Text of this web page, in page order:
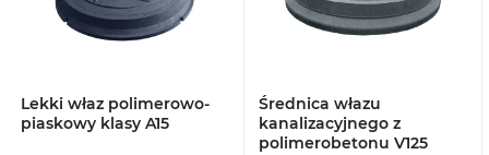
Lekki właz polimerowo-
piaskowy klasy A15
Średnica włazu
kanalizacyjnego z
polimerobetonu V125